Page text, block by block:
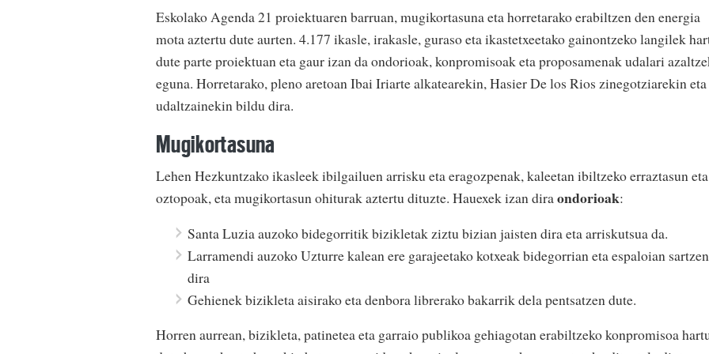
Eskolako Agenda 21 proiektuaren barruan, mugikortasuna eta horretarako erabiltzen den energia
mota aztertu dute aurten. 4.177 ikasle, irakasle, guraso eta ikastetxeetako gainontzeko langilek
dute parte proiektuan eta gaur izan da ondorioak, konpromisoak eta proposamenak udalari
eguna. Horretarako, pleno aretoan Ibai Iriarte alkatearekin, Hasier De los Rios zinegotziarekin
udaltzainekin bildu dira.
Mugikortasuna
Lehen Hezkuntzako ikasleek ibilgailuen arrisku eta eragozpenak, kaleetan ibiltzeko erraztasun eta
oztopoak, eta mugikortasun ohiturak aztertu dituzte. Hauexek izan diraondorioak:
Santa Luzia auzoko bidegorritik bizikletak ziztu bizian jaisten dira eta arriskutsua da.
Larramendi auzoko Uzturre kalean ere garajeetako kotxeak bidegorrian eta espaloian sartzen
dira
Gehienek bizikleta aisirako eta denbora librerako bakarrik dela pentsatzen dute.
Horren aurrean, bizikleta, patinetea eta garraio publikoa gehiagotan erabiltzeko konpromisoa